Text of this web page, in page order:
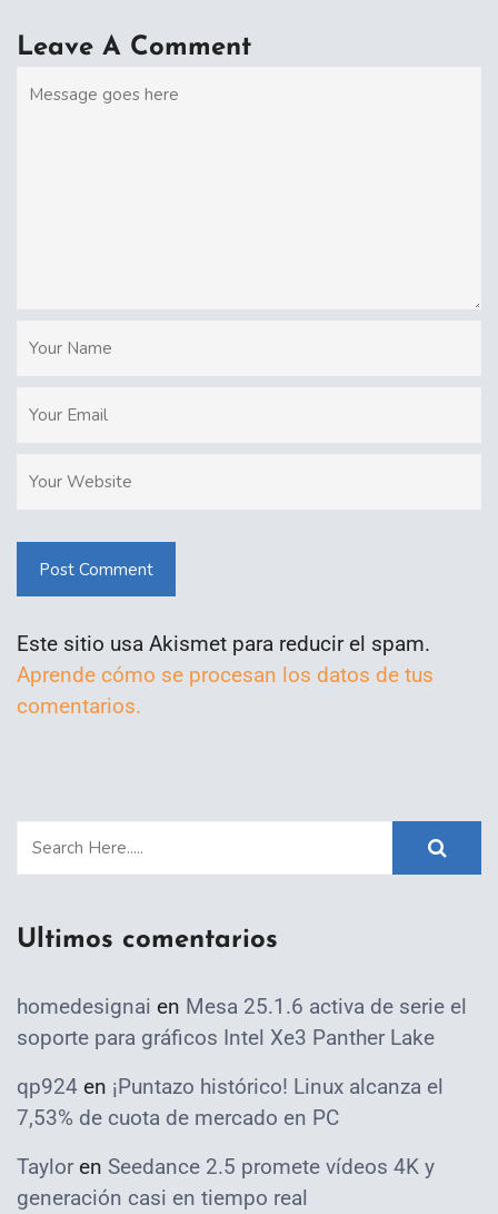
Leave A Comment
Post Comment
Este sitio usa Akismet para reducir el spam.
Aprende cómo se procesan los datos de tus
comentarios.
Ultimos comentarios
homedesignai en Mesa 25.1.6 activa de serie el
soporte para gráficos Intel Xe3 Panther Lake
qp924 en ¡Puntazo histórico! Linux alcanza el
7,53% de cuota de mercado en PC
Taylor en Seedance 2.5 promete vídeos 4K y
generación casi en tiempo real